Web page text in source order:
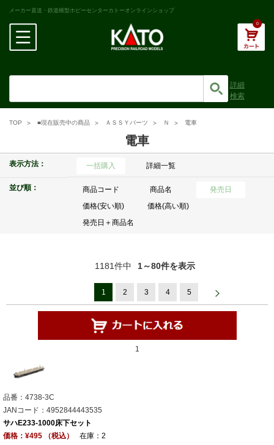
メーカー直送・鉄道模型ホビーセンターカトーオンラインショップ
0
詳細
検索
TOP ■現在販売中の商品 ＡＳＳＹパーツ Ｎ 電車
電車
表示方法： 一括購入 詳細一覧
並び順： 商品コード 商品名
発売日
価格(安い順)
価格(高い順)
発売日＋商品名
1181件中 1～80件を表示
1 2 3 4 5
1
品番：4738-3C
JANコード：4952844443535
サハE233-1000床下セット
価格：¥495 （税込）
在庫：2